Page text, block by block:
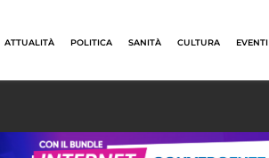
ATTUALITÀ POLITICA SANITÀ CULTURA EVENTI